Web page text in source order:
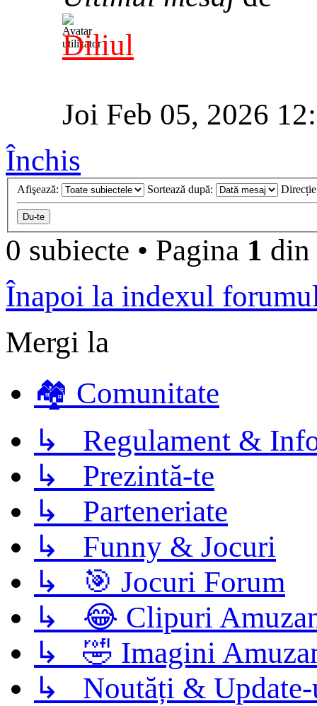
Diliul
Joi Feb 05, 2026
Închis
Afişează: Sortează după:
0 subiecte • Pagina 1 din
Înapoi la indexul
Mergi la
🏘️ Comunitate
↳ Regulament &
↳ Prezintă-te
↳ Parteneriate
↳ Funny & Jocuri
↳ 🎯 Jocuri Forum
↳ 😂 Clipuri
↳ 🤣 Imagini
↳ Noutăți &